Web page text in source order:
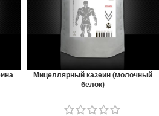
Мицеллярный казеин (молочный
белок)